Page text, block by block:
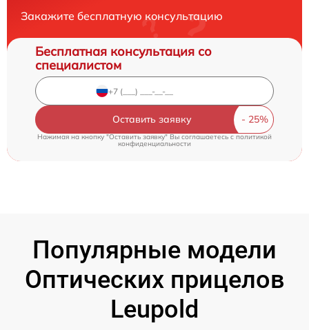
Закажите бесплатную консультацию
Бесплатная консультация со
специалистом
Оставить заявку
Нажимая на кнопку "Оставить заявку" Вы соглашаетесь c политикой
конфиденциальности
Популярные модели
Оптических прицелов
Leupold